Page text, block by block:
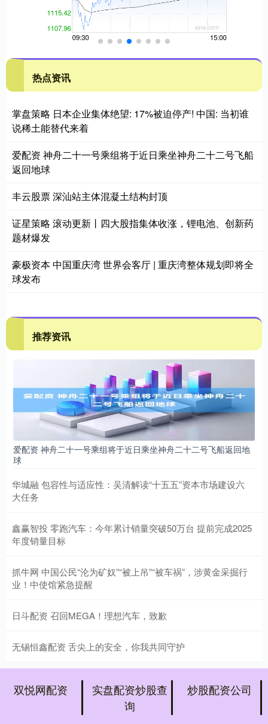
热点资讯
掌盘策略 日本企业集体绝望: 17%被迫停产! 中国: 当初谁
说稀土能替代来着
爱配资 神舟二十一号乘组将于近日乘坐神舟二十二号飞船
返回地球
丰云股票 深汕站主体混凝土结构封顶
证星策略 滚动更新丨四大股指集体收涨，锂电池、创新药
题材爆发
豪极资本 中国重庆湾 世界会客厅 | 重庆湾整体规划即将全
球发布
推荐资讯
爱配资 神舟二十一号乘组将于近日乘坐神舟二十二号飞船返回地
球
华城融 包容性与适应性：吴清解读“十五五”资本市场建设六
大任务
鑫赢智投 零跑汽车：今年累计销量突破50万台 提前完成2025
年度销量目标
抓牛网 中国公民“沦为矿奴”“被上吊”“被车祸”，涉黄金采掘行
业！中使馆紧急提醒
日斗配资 召回MEGA！理想汽车，致歉
无锡恒鑫配资 舌尖上的安全，你我共同守护
双悦网配资
实盘配资炒股查
询
炒股配资公司